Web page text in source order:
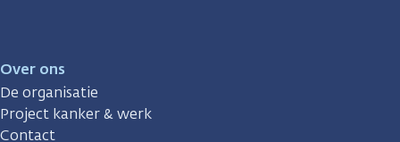
Over ons
De organisatie
Project kanker & werk
Contact